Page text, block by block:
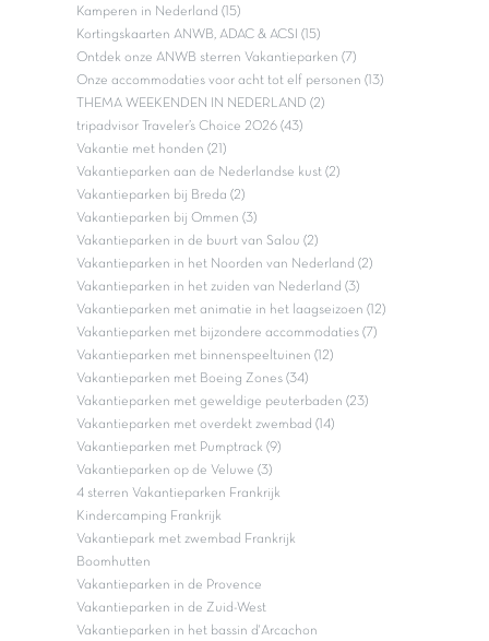
Kamperen in Nederland (15)
Kortingskaarten ANWB, ADAC & ACSI (15)
Ontdek onze ANWB sterren Vakantieparken (7)
Onze accommodaties voor acht tot elf personen (13)
THEMA WEEKENDEN IN NEDERLAND (2)
tripadvisor Traveler’s Choice 2026 (43)
Vakantie met honden (21)
Vakantieparken aan de Nederlandse kust (2)
Vakantieparken bij Breda (2)
Vakantieparken bij Ommen (3)
Vakantieparken in de buurt van Salou (2)
Vakantieparken in het Noorden van Nederland (2)
Vakantieparken in het zuiden van Nederland (3)
Vakantieparken met animatie in het laagseizoen (12)
Vakantieparken met bijzondere accommodaties (7)
Vakantieparken met binnenspeeltuinen (12)
Vakantieparken met Boeing Zones (34)
Vakantieparken met geweldige peuterbaden (23)
Vakantieparken met overdekt zwembad (14)
Vakantieparken met Pumptrack (9)
Vakantieparken op de Veluwe (3)
4 sterren Vakantieparken Frankrijk
Kindercamping Frankrijk
Vakantiepark met zwembad Frankrijk
Boomhutten
Vakantieparken in de Provence
Vakantieparken in de Zuid-West
Vakantieparken in het bassin d'Arcachon